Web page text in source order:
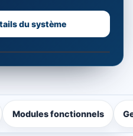
du système
0:45
FMS en anglais montrant
Modules fonctionnels